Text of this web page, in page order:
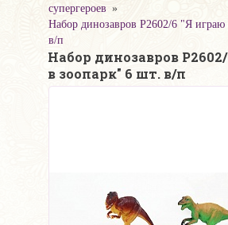
супергероев
Набор динозавров P2602/6 "Я
в/п
Набор динозавров
в зоопарк" 6 шт. в/п